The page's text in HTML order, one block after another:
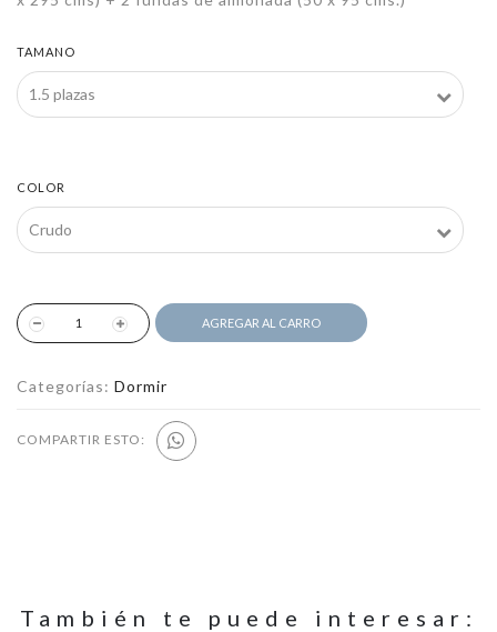
TAMANO
COLOR
AGREGAR AL CARRO
Categorías: Dormir
COMPARTIR ESTO:
También te puede interesar: